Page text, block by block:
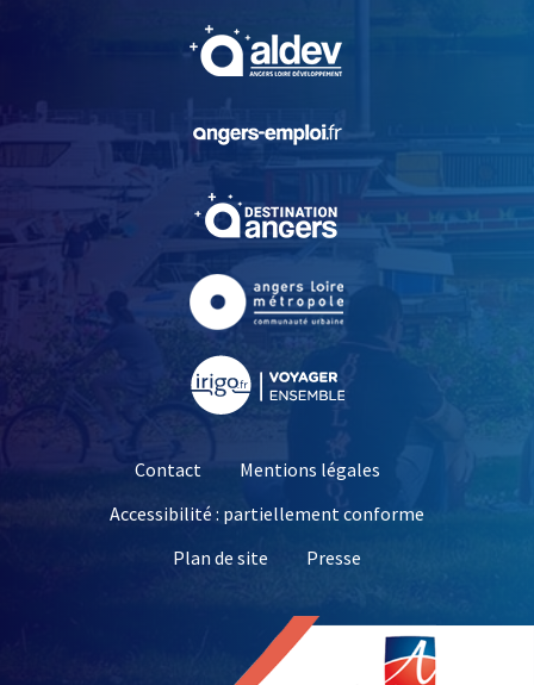
, Ouvre une nouvelle
, Ouvre une nouvelle
Contact
Mentions légales
Accessibilité : partiellement conforme
Plan de site
Presse